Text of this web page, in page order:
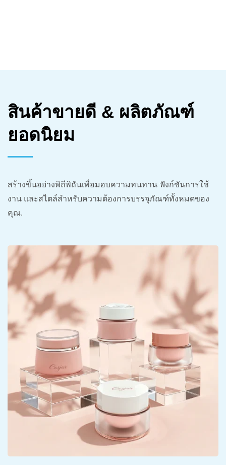
สินค้าขายดี & ผลิตภัณฑ์
ยอดนิยม
สร้างขึ้นอย่างพิถีพิถันเพื่อมอบความทนทาน ฟังก์ชันการใช้
งาน และสไตล์สำหรับความต้องการบรรจุภัณฑ์ทั้งหมดของ
คุณ.